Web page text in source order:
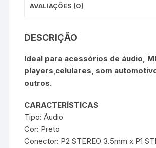
AVALIAÇÕES (0)
DESCRIÇÃO
Ideal para acessórios de áudio,
players,celulares, som
outros.
CARACTERÍSTICAS
Tipo: Áudio
Cor: Preto
Conector: P2 STEREO 3.5mm x P1